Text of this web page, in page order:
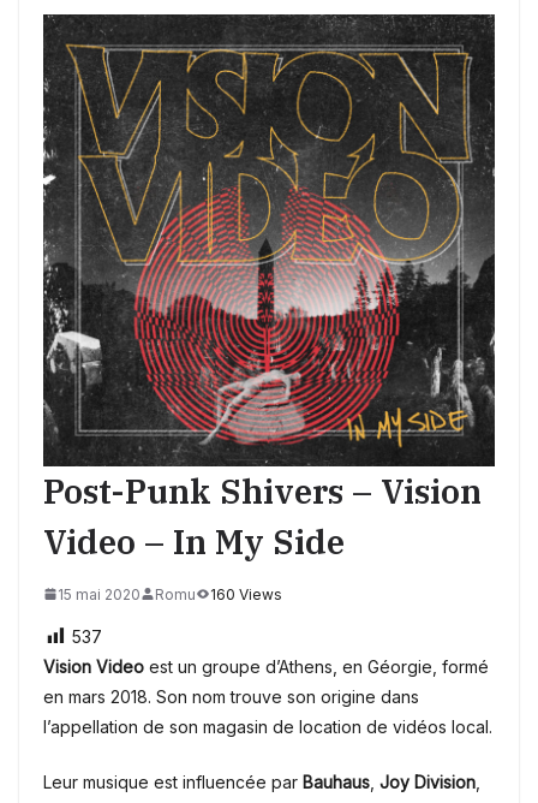
Post-Punk Shivers – Vision
Video – In My Side
15 mai 2020 Romu 160 Views
537
Vision Video est un groupe d’Athens, en Géorgie, formé
en mars 2018. Son nom trouve son origine dans
l’appellation de son magasin de location de vidéos local.
Leur musique est influencée par Bauhaus Joy Division